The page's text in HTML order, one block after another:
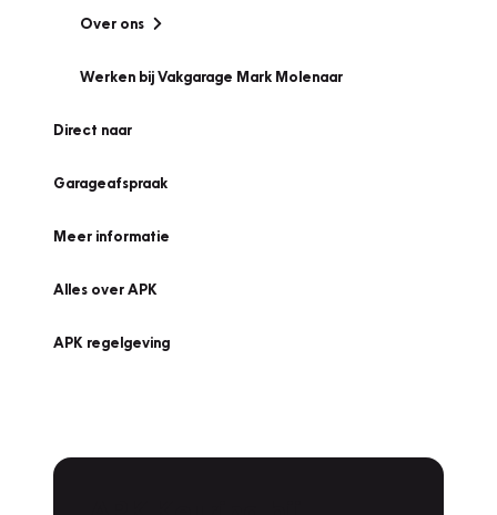
Over ons
Werken bij Vakgarage Mark Molenaar
Direct naar
Garageafspraak
Meer informatie
Alles over APK
APK regelgeving